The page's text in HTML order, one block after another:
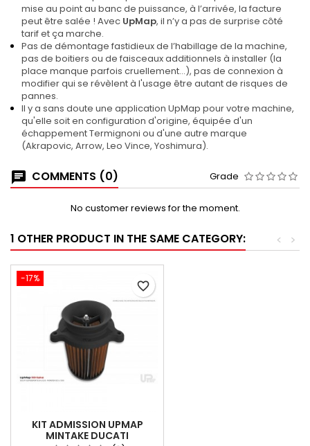
mise au point au banc de puissance, à l’arrivée, la facture
peut être salée ! Avec UpMap, il n’y a pas de surprise côté
tarif et ça marche.
Pas de démontage fastidieux de l’habillage de la machine,
pas de boitiers ou de faisceaux additionnels à installer (la
place manque parfois cruellement…), pas de connexion à
modifier qui se révèlent à l'usage être autant de risques de
pannes.
Il y a sans doute une application UpMap pour votre machine,
qu'elle soit en configuration d'origine, équipée d'un
échappement Termignoni ou d'une autre marque
(Akrapovic, Arrow, Leo Vince, Yoshimura).
COMMENTS (0) Grade
No customer reviews for the moment.
1 OTHER PRODUCT IN THE SAME CATEGORY: >
<
-17%
KIT ADMISSION UPMAP
MINTAKE DUCATI
favorite_border